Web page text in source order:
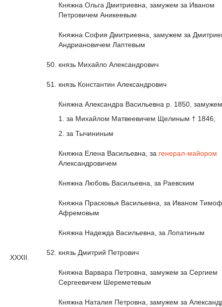
Княжна Ольга Дмитриевна, замужем за Иваном
Петровичем Аникеевым
Княжна София Дмитриевна, замужем за
Андриановичем Лаптевым
XXXII.
50. князь Михайло Александрович
51. князь Константин Александрович
Княжна Александра Васильевна р. 1850,
1. за Михайлом Матвеевичем Щелиным † 1846;
2. за Тычининым
Княжна Елена Васильевна, за генерал-майором
Александровичем
Княжна Любовь Васильевна, за Раевским
Княжна Прасковья Васильевна, за Иваном
Афремовым
Княжна Надежда Васильевна, за Лопатиным
52. князь Дмитрий Петрович
Княжна Варвара Петровна, замужем за Сергием
Сергеевичем Шереметевым
Княжна Наталия Петровна, замужем за